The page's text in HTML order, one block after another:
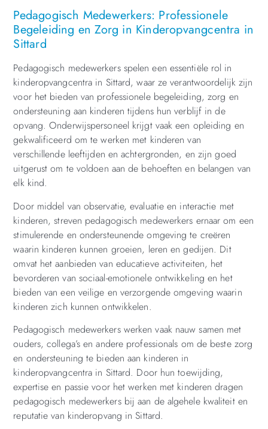
Pedagogisch Medewerkers: Professionele
Begeleiding en Zorg in Kinderopvangcentra in
Sittard
Pedagogisch medewerkers spelen een essentiële rol in
kinderopvangcentra in Sittard, waar ze verantwoordelijk zijn
voor het bieden van professionele begeleiding, zorg en
ondersteuning aan kinderen tijdens hun verblijf in de
opvang. Onderwijspersoneel krijgt vaak een opleiding en
gekwalificeerd om te werken met kinderen van
verschillende leeftijden en achtergronden, en zijn goed
uitgerust om te voldoen aan de behoeften en belangen van
elk kind.
Door middel van observatie, evaluatie en interactie met
kinderen, streven pedagogisch medewerkers ernaar om een
stimulerende en ondersteunende omgeving te creëren
waarin kinderen kunnen groeien, leren en gedijen. Dit
omvat het aanbieden van educatieve activiteiten, het
bevorderen van sociaal-emotionele ontwikkeling en het
bieden van een veilige en verzorgende omgeving waarin
kinderen zich kunnen ontwikkelen.
Pedagogisch medewerkers werken vaak nauw samen met
ouders, collega’s en andere professionals om de beste zorg
en ondersteuning te bieden aan kinderen in
kinderopvangcentra in Sittard. Door hun toewijding,
expertise en passie voor het werken met kinderen dragen
pedagogisch medewerkers bij aan de algehele kwaliteit en
reputatie van kinderopvang in Sittard.